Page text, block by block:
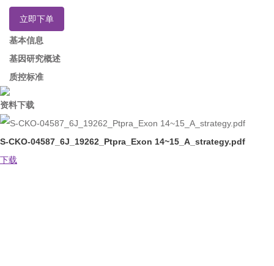
立即下单
基本信息
基因研究概述
质控标准
资料下载
S-CKO-04587_6J_19262_Ptpra_Exon 14~15_A_strategy.pdf
下载